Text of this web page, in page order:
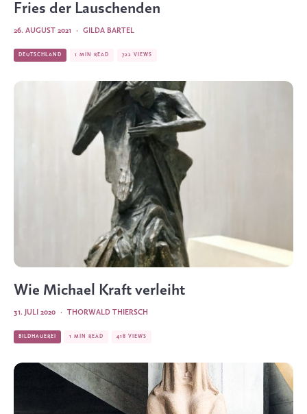
Fries der Lauschenden
GILDA BARTEL
·
26. AUGUST 2021
DEUTSCHLAND 1 MIN READ 722 VIEWS
Wie Michael Kraft verleiht
THORWALD THIERSCH
·
31. JULI 2020
BILDHAUEREI 1 MIN READ 418 VIEWS